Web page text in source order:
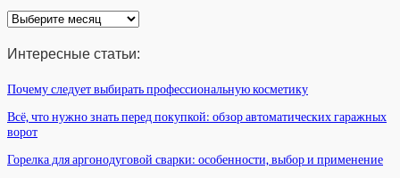
Архив
статей
Интересные статьи:
Почему следует выбирать профессиональную косметику
Всё, что нужно знать перед покупкой: обзор автоматических гаражных
ворот
Горелка для аргонодуговой сварки: особенности, выбор и применение